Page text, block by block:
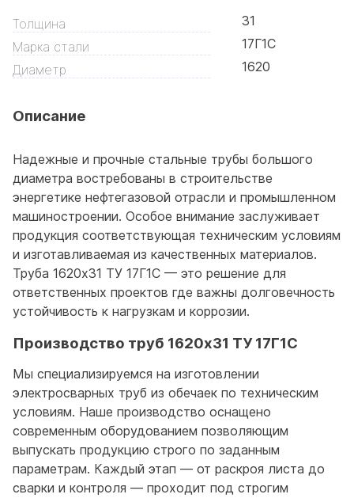
Толщина
31
Марка стали
17Г1С
Диаметр
1620
Описание
Надежные и прочные стальные трубы большого
диаметра востребованы в строительстве
энергетике нефтегазовой отрасли и промышленном
машиностроении. Особое внимание заслуживает
продукция соответствующая техническим условиям
и изготавливаемая из качественных материалов.
Труба 1620x31 ТУ 17Г1С — это решение для
ответственных проектов где важны долговечность
устойчивость к нагрузкам и коррозии.
Производство труб 1620x31 ТУ 17Г1С
Мы специализируемся на изготовлении
электросварных труб из обечаек по техническим
условиям. Наше производство оснащено
современным оборудованием позволяющим
выпускать продукцию строго по заданным
параметрам. Каждый этап — от раскроя листа до
сварки и контроля — проходит под строгим